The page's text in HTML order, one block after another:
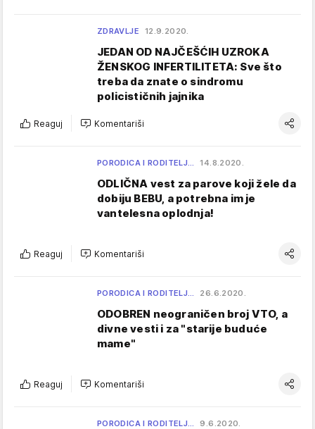
ZDRAVLJE 12.9.2020.
JEDAN OD NAJČEŠĆIH UZROKA
ŽENSKOG INFERTILITETA: Sve što
treba da znate o sindromu
policističnih jajnika
Reaguj Komentariši
PORODICA I RODITELJ… 14.8.2020.
ODLIČNA vest za parove koji žele da
dobiju BEBU, a potrebna im je
vantelesna oplodnja!
Reaguj Komentariši
PORODICA I RODITELJ… 26.6.2020.
ODOBREN neograničen broj VTO, a
divne vesti i za "starije buduće
mame"
Reaguj Komentariši
PORODICA I RODITELJ… 9.6.2020.